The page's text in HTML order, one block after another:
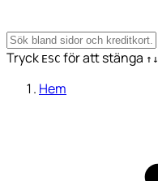
Tryck ESC för att stänga ↑↓
Hem